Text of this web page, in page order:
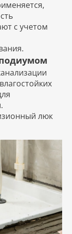
с учетом
люк